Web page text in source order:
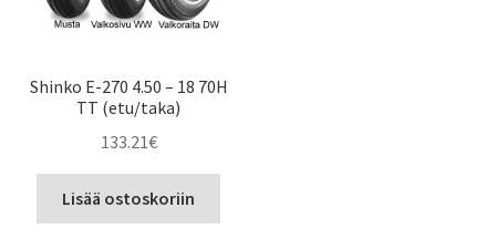
Shinko E-270 4.50 – 18 70H
TT (etu/taka)
133.21€
Lisää ostoskoriin